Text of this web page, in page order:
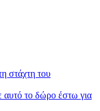
στάχτη του
το δώρο έστω για